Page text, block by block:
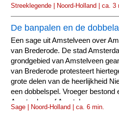
Streeklegende | Noord-Holland | ca. 3
De banpalen en de
Een sage uit Amstelveen over
van Brederode. De stad
grondgebied van Amstelveen
van Brederode protesteert
grote delen van de heerlijkheid
een dobbelspel. Vroeger bestond
Amsterdam of Amstelveen.
Sage | Noord-Holland | ca. 6 min.